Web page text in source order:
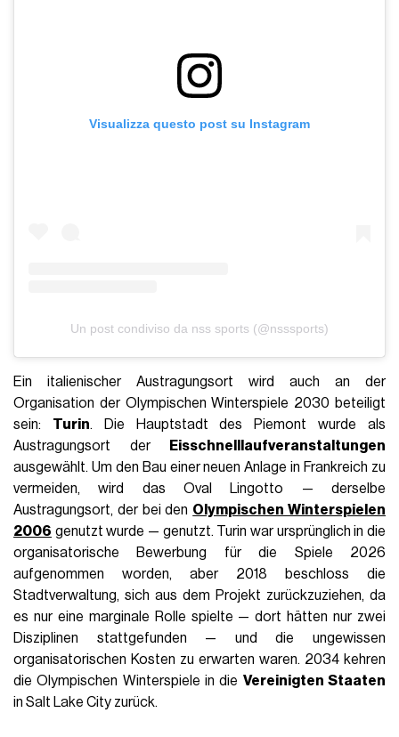
Visualizza questo post su Instagram
Un post condiviso da nss sports (@nsssports)
Ein italienischer Austragungsort wird auch an der
Organisation der Olympischen Winterspiele 2030 beteiligt
sein: Turin. Die Hauptstadt des Piemont wurde als
Austragungsort der
Eisschnelllaufveranstaltungen
ausgewählt. Um den Bau einer neuen Anlage in Frankreich zu
vermeiden, wird das Oval Lingotto — derselbe
Austragungsort, der bei den Olympischen Winterspielen
2006 genutzt wurde — genutzt. Turin war ursprünglich in die
organisatorische Bewerbung für die Spiele 2026
aufgenommen worden, aber 2018 beschloss die
Stadtverwaltung, sich aus dem Projekt zurückzuziehen, da
es nur eine marginale Rolle spielte — dort hätten nur zwei
Disziplinen stattgefunden — und die ungewissen
organisatorischen Kosten zu erwarten waren. 2034 kehren
die Olympischen Winterspiele in die Vereinigten Staaten
in Salt Lake City zurück.